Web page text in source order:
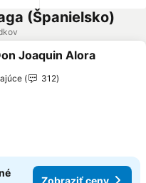
(Španielsko)
do obľúbených
Joaquin Alora
312
Zobraziť ceny